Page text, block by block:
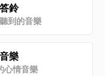
鈴
到的音樂
樂
心情音樂